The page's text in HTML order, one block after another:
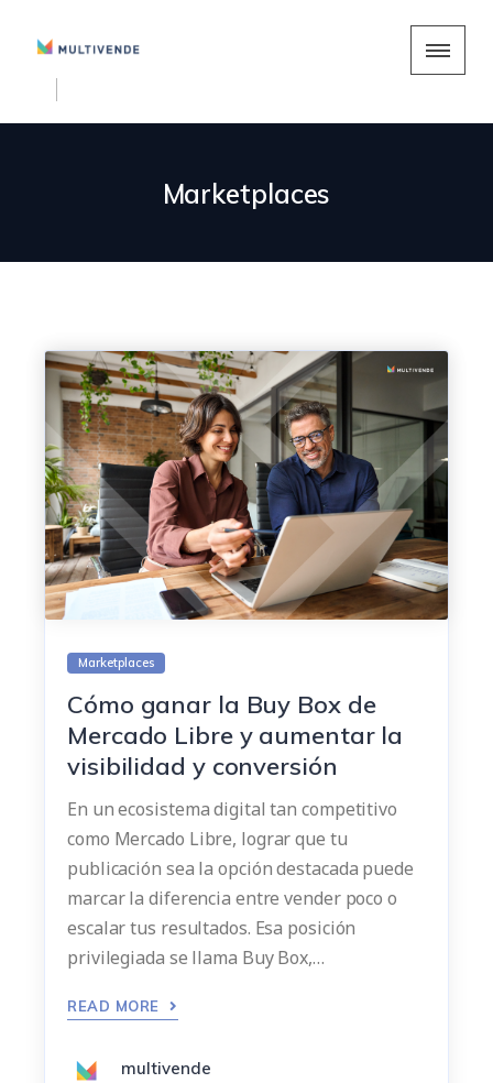
Marketplaces
Marketplaces
Cómo ganar la Buy Box de
Mercado Libre y aumentar la
visibilidad y conversión
En un ecosistema digital tan competitivo
como Mercado Libre, lograr que tu
publicación sea la opción destacada puede
marcar la diferencia entre vender poco o
escalar tus resultados. Esa posición
privilegiada se llama Buy Box,…
READ MORE
multivende